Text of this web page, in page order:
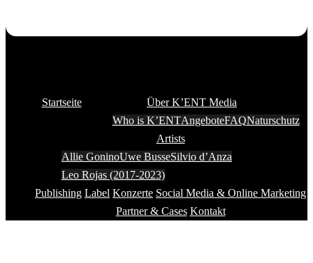
Startseite
Über K’ENT Media
Who is K’ENTAngeboteFAQNaturschutz
Artists
Allie GoninoUwe BusseSilvio d’Anza
Leo Rojas (2017-2023)
Publishing Label Konzerte Social Media & Online Marketing
Partner & Cases Kontakt